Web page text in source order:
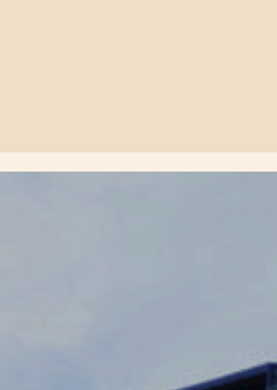
พักผ่อนอันน่าจดจำของคุณ